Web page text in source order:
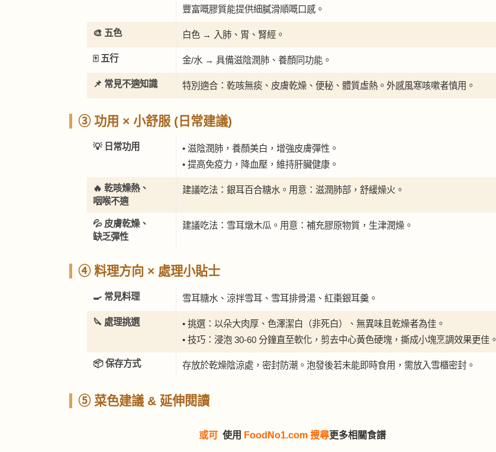
豐富嘅膠質能提供細膩滑順嘅口感。
🎨 五色 白色 → 入肺、胃、腎經。
🀄 五行 金/水 → 具備滋陰潤肺、養顏同功能。
📌 常見不適知識 特別適合：乾咳無痰、皮膚乾燥、便秘、體質虛熱。外感風寒咳嗽者慎用。
③ 功用 × 小舒服 (日常建議)
💡 日常功用
• 滋陰潤肺，養顏美白，增強皮膚彈性。
• 提高免疫力，降血壓，維持肝臟健康。
🔥 乾咳燥熱、
咽喉不適
建議吃法：銀耳百合糖水。用意：滋潤肺部，舒緩燥火。
💦 皮膚乾燥、
缺乏彈性
建議吃法：雪耳燉木瓜。用意：補充膠原物質，生津潤燥。
④ 料理方向 × 處理小貼士
🍳 常見料理 雪耳糖水、涼拌雪耳、雪耳排骨湯、紅棗銀耳羹。
🔪 處理挑選
• 挑選：以朵大肉厚、色澤潔白（非死白）、無異味且乾燥者為佳。
• 技巧：浸泡 30-60 分鐘直至軟化，剪去中心黃色硬塊，撕成小塊烹調效果更佳。
📦 保存方式 存放於乾燥陰涼處，密封防潮。泡發後若未能即時食用，需放入雪櫃密封。
⑤ 菜色建議 & 延伸閱讀
或可 使用 FoodNo1.com 搜尋更多相關食譜